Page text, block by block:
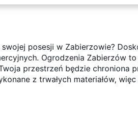
posesji w Zabierzowie?
Ogrodzenia Zabierzów
przestrzeń będzie chroniona
z trwałych materiałów,